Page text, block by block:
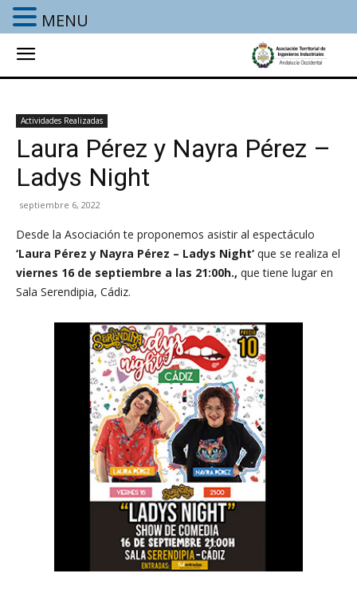
Actividades Realizadas
Laura Pérez y Nayra Pérez –
Ladys Night
septiembre 6, 2022
Desde la Asociación te proponemos asistir al espectáculo
‘Laura Pérez y Nayra Pérez – Ladys Night‘ que se realiza el
viernes 16 de septiembre a las 21:00h., que tiene lugar en
Sala Serendipia, Cádiz.
MENU